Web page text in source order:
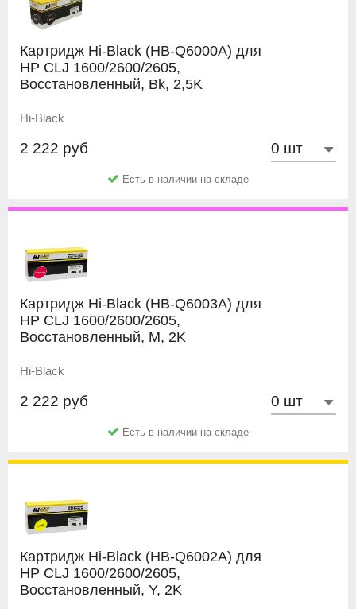
Картридж Hi-Black (HB-Q6000A) для
HP CLJ 1600/2600/2605,
Восстановленный, Bk, 2,5K
Hi-Black
2 222 руб
Есть в наличии на складе
Картридж Hi-Black (HB-Q6003A) для
HP CLJ 1600/2600/2605,
Восстановленный, M, 2K
Hi-Black
2 222 руб
Есть в наличии на складе
Картридж Hi-Black (HB-Q6002A) для
HP CLJ 1600/2600/2605,
Восстановленный, Y, 2K